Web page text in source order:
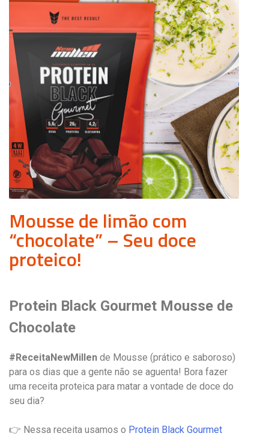
Mousse de limão com
“chocolate” – Seu doce
proteico!
Protein Black Gourmet Mousse de
Chocolate
#ReceitaNewMillen de Mousse (prático e saboroso)
para os dias que a gente não se aguenta! Bora fazer
uma receita proteica para matar a vontade de doce do
seu dia?
👉 Nessa receita usamos o Protein Black Gourmet